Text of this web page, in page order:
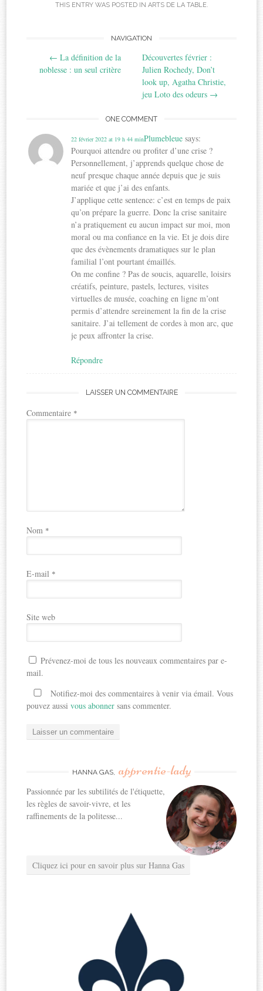
THIS ENTRY WAS POSTED IN ARTS DE LA TABLE.
navigation
NAVIGATION
← La définition de la
noblesse : un seul critère
Découvertes février :
Julien Rochedy, Don’t
look up, Agatha Christie,
jeu Loto des odeurs →
ONE COMMENT
Plumebleue says:
22 février 2022 at 19 h 44 min
Pourquoi attendre ou profiter d’une crise ?
Personnellement, j’apprends quelque chose de
neuf presque chaque année depuis que je suis
mariée et que j’ai des enfants.
J’applique cette sentence: c’est en temps de paix
qu’on prépare la guerre. Donc la crise sanitaire
n’a pratiquement eu aucun impact sur moi, mon
moral ou ma confiance en la vie. Et je dois dire
que des évènements dramatiques sur le plan
familial l’ont pourtant émaillés.
On me confine ? Pas de soucis, aquarelle, loisirs
créatifs, peinture, pastels, lectures, visites
virtuelles de musée, coaching en ligne m’ont
permis d’attendre sereinement la fin de la crise
sanitaire. J’ai tellement de cordes à mon arc, que
je peux affronter la crise.
Répondre
LAISSER UN COMMENTAIRE
Commentaire *
Nom *
E-mail *
Site web
Prévenez-moi de tous les nouveaux commentaires par e-
mail.
Notifiez-moi des commentaires à venir via émail. Vous
pouvez aussivous abonner sans commenter.
HANNA GAS, apprentie-lady
Passionnée par les subtilités de l'étiquette,
les règles de savoir-vivre, et les
raffinements de la politesse...
Cliquez ici pour en savoir plus sur Hanna Gas